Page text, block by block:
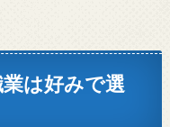
は好みで選